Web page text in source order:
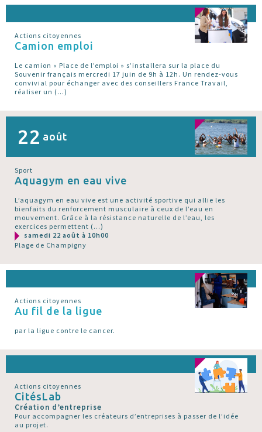
Actions citoyennes
Camion emploi
Le camion « Place de l’emploi » s’installera sur la place du
Souvenir français mercredi 17 juin de 9h à 12h. Un rendez-vous
convivial pour échanger avec des conseillers France Travail,
réaliser un (…)
22 août
Sport
Aquagym en eau vive
L’aquagym en eau vive est une activité sportive qui allie les
bienfaits du renforcement musculaire à ceux de l’eau en
mouvement. Grâce à la résistance naturelle de l’eau, les
exercices permettent (…)
samedi 22 août à 10h00
Plage de Champigny
Actions citoyennes
Au fil de la ligue
par la ligue contre le cancer.
Actions citoyennes
CitésLab
Création d’entreprise
Pour accompagner les créateurs d’entreprises à passer de l’idée
au projet.